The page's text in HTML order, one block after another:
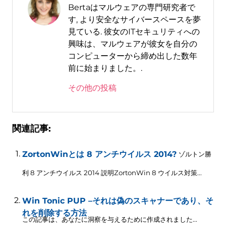
Bertaはマルウェアの専門研究者で
す, より安全なサイバースペースを夢
見ている. 彼女のITセキュリティへの
興味は、マルウェアが彼女を自分の
コンピューターから締め出した数年
前に始まりました。.
その他の投稿
関連記事:
ZortonWinとは 8 アンチウイルス 2014? ゾルトン勝
利 8 アンチウイルス 2014 説明ZortonWin 8 ウイルス対策...
Win Tonic PUP –それは偽のスキャナーであり、そ
れを削除する方法
この記事は、あなたに洞察を与えるために作成されました...